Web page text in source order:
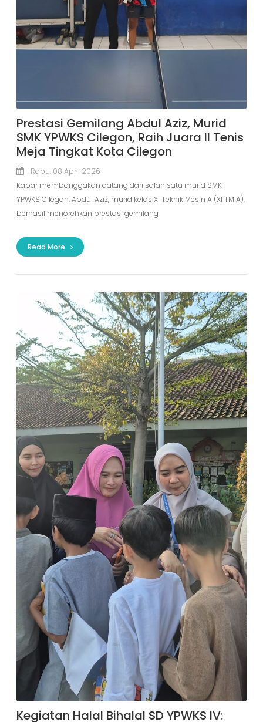
Prestasi Gemilang Abdul Aziz, Murid
SMK YPWKS Cilegon, Raih Juara II Tenis
Meja Tingkat Kota Cilegon
Rabu, 08 April 2026
Kabar membanggakan datang dari salah satu murid SMK
YPWKS Cilegon. Abdul Aziz, murid kelas XI Teknik Mesin A (XI TM A),
berhasil menorehkan prestasi gemilang
Read More
Kegiatan Halal Bihalal SD YPWKS IV: